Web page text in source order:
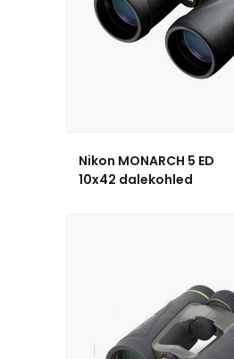
Nikon MONARCH 5 ED
10x42 dalekohled